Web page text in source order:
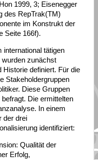
1999, 3; Eisenegger
des RepTrak(TM)
im Konstrukt der
Seite 166f).
international tätigen
zunächst
Historie definiert. Für die
Stakeholdergruppen
Diese Gruppen
Die ermittelten
In einem
der drei
identifiziert:
Qualität der
Erfolg,